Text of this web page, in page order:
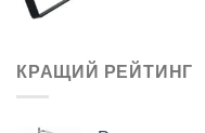
КРАЩИЙ РЕЙТИНГ